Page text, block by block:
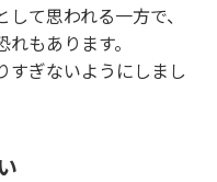
て思われる一方で、
もあります。
すぎないようにしまし